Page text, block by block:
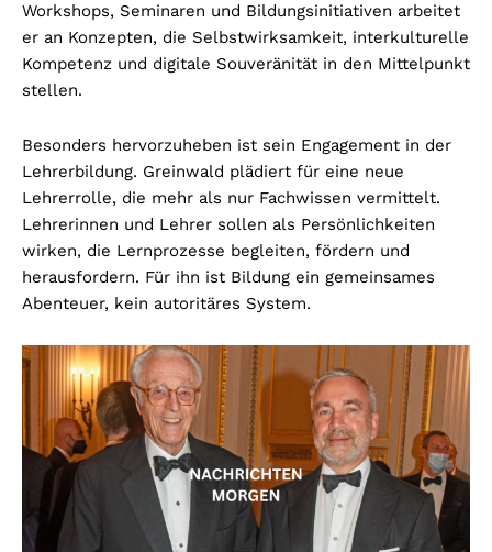
Workshops, Seminaren und Bildungsinitiativen arbeitet
er an Konzepten, die Selbstwirksamkeit, interkulturelle
Kompetenz und digitale Souveränität in den Mittelpunkt
stellen.
Besonders hervorzuheben ist sein Engagement in der
Lehrerbildung. Greinwald plädiert für eine neue
Lehrerrolle, die mehr als nur Fachwissen vermittelt.
Lehrerinnen und Lehrer sollen als Persönlichkeiten
wirken, die Lernprozesse begleiten, fördern und
herausfordern. Für ihn ist Bildung ein gemeinsames
Abenteuer, kein autoritäres System.